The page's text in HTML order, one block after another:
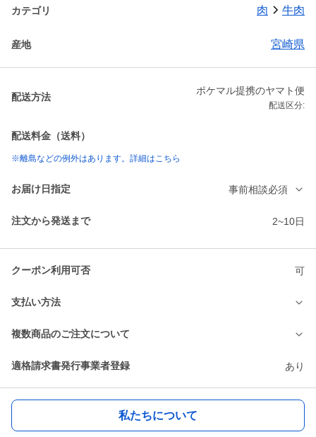
カテゴリ 肉 牛肉
産地 宮崎県
配送方法
ポケマル提携のヤマト便
配送区分:
配送料金（送料）
※離島などの例外はあります。詳細はこちら
お届け日指定 事前相談必須
注文から発送まで 2~10日
クーポン利用可否 可
支払い方法
複数商品のご注文について
適格請求書発行事業者登録 あり
私たちについて